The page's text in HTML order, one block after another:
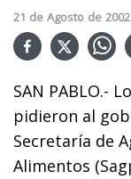
21 de Agosto de 2002
SAN PABLO.-
pidieron al
Secretaría de
Alimentos